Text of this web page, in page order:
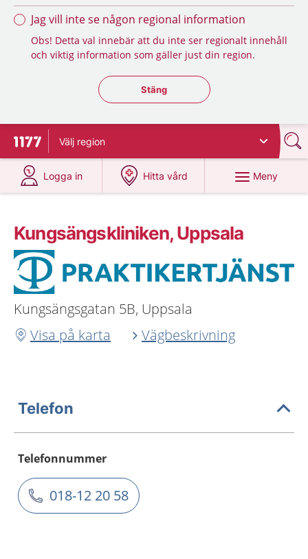
Jag vill inte se någon regional information
Obs! Detta val innebär att du inte ser regionalt innehåll
och viktig information som gäller just din region.
Stäng regionsväljaren
Stäng
Till startsidan för 1177
Välj region
Logga in
på 1177.se
Hitta vård
på 1177.se
Meny
Kungsängskliniken, Uppsala
Kungsängsgatan 5B, Uppsala
Visa på karta
Vägbeskrivning
Telefon
Telefonnummer
018-12 20 58